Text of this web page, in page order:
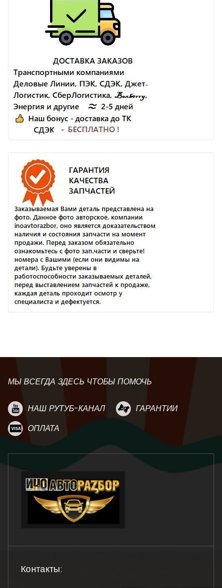
МЫ ВСЕГДА ЗДЕСЬ ЧТОБЫ ПОМОЧЬ
НАШ РУТУБ-КАНАЛ
ГАРАНТИИ
ОПЛАТА
Контакты: